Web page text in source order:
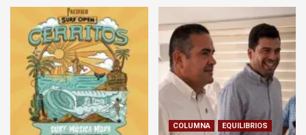
COLUMNA
EQUILIBRIOS